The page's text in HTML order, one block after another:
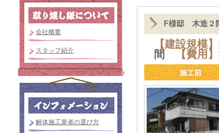
F様邸 木造２
【建設規模】
間
【費用】
会社概要
スタッフ紹介
解体施工業者の選び方